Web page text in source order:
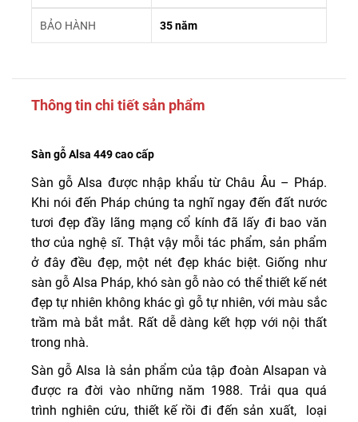
BẢO HÀNH 35 năm
Thông tin chi tiết sản phẩm
Sàn gỗ Alsa 449 cao cấp
Sàn gỗ Alsa được nhập khẩu từ Châu Âu – Pháp.
Khi nói đến Pháp chúng ta nghĩ ngay đến đất nước
tươi đẹp đầy lãng mạng cổ kính đã lấy đi bao văn
thơ của nghệ sĩ. Thật vậy mỗi tác phẩm, sản phẩm
ở đây đều đẹp, một nét đẹp khác biệt. Giống như
sàn gỗ Alsa Pháp, khó sàn gỗ nào có thể thiết kế nét
đẹp tự nhiên không khác gì gỗ tự nhiên, với màu sắc
trầm mà bắt mắt. Rất dễ dàng kết hợp với nội thất
trong nhà.
Sàn gỗ Alsa là sản phẩm của tập đoàn Alsapan và
được ra đời vào những năm 1988. Trải qua quá
trình nghiên cứu, thiết kế rồi đi đến sản xuất, loại